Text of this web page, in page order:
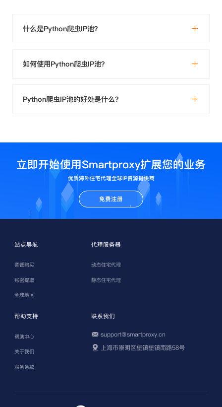
什么是Python爬虫IP池？
如何使用Python爬虫IP池？
Python爬虫IP池的好处是什么？
立即开始使用Smartproxy扩展您的业务
优质海外住宅代理全球IP资源提供商
免费注册
站点导航
套餐购买
账密提取
全球地区
代理服务器
动态住宅代理
静态住宅代理
帮助支持
帮助中心
关于我们
服务条款
联系我们
support@smartproxy.cn
上海市崇明区堡镇堡镇南路58号